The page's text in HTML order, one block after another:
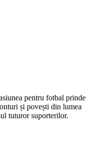
pentru fotbal prinde
și povești din lumea
tuturor suporterilor.